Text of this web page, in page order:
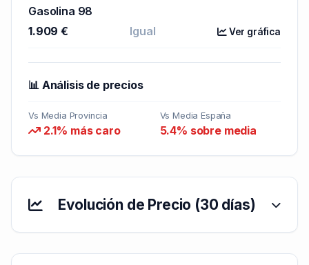
Gasolina 98
1.909 €
Igual Ver gráfica
📊 Análisis de precios
Vs Media Provincia
2.1% más caro
Vs Media España
5.4% sobre media
Evolución de Precio (30 días)